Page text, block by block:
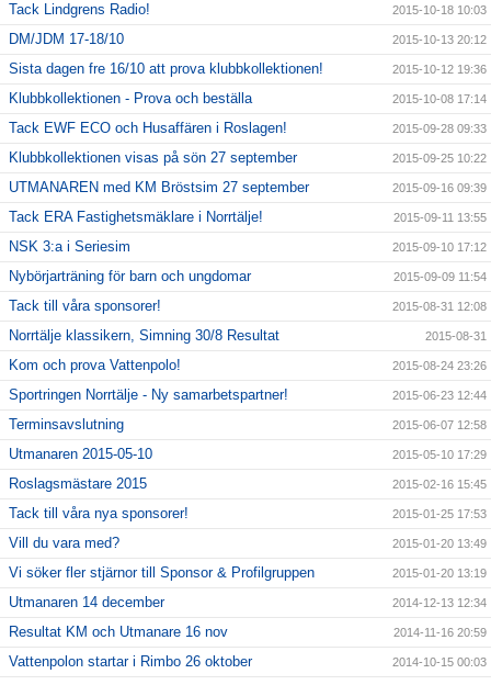
Tack Lindgrens Radio! 2015-10-18 10:03
DM/JDM 17-18/10 2015-10-13 20:12
Sista dagen fre 16/10 att prova klubbkollektionen! 2015-10-12 19:36
Klubbkollektionen - Prova och beställa 2015-10-08 17:14
Tack EWF ECO och Husaffären i Roslagen! 2015-09-28 09:33
Klubbkollektionen visas på sön 27 september 2015-09-25 10:22
UTMANAREN med KM Bröstsim 27 september 2015-09-16 09:39
Tack ERA Fastighetsmäklare i Norrtälje! 2015-09-11 13:55
NSK 3:a i Seriesim 2015-09-10 17:12
Nybörjarträning för barn och ungdomar 2015-09-09 11:54
Tack till våra sponsorer! 2015-08-31 12:08
Norrtälje klassikern, Simning 30/8 Resultat 2015-08-31
Kom och prova Vattenpolo! 2015-08-24 23:26
Sportringen Norrtälje - Ny samarbetspartner! 2015-06-23 12:44
Terminsavslutning 2015-06-07 12:58
Utmanaren 2015-05-10 2015-05-10 17:29
Roslagsmästare 2015 2015-02-16 15:45
Tack till våra nya sponsorer! 2015-01-25 17:53
Vill du vara med? 2015-01-20 13:49
Vi söker fler stjärnor till Sponsor & Profilgruppen 2015-01-20 13:19
Utmanaren 14 december 2014-12-13 12:34
Resultat KM och Utmanare 16 nov 2014-11-16 20:59
Vattenpolon startar i Rimbo 26 oktober 2014-10-15 00:03